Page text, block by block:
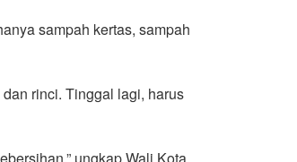
sampah kertas, sampah
rinci. Tinggal lagi, harus